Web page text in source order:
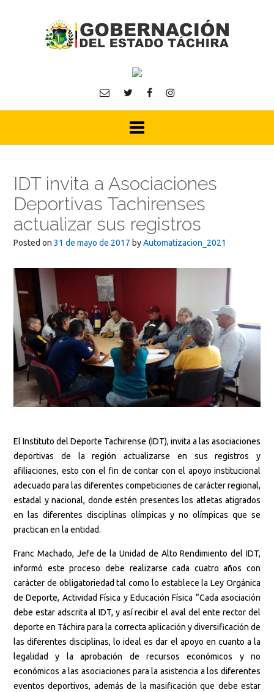
IDT invita a Asociaciones
Deportivas Tachirenses
actualizar sus registros
Posted on 31 de mayo de 2017 byAutomatizacion_2021
El Instituto del Deporte Tachirense (IDT), invita a las asociaciones
deportivas de la región actualizarse en sus registros y
afiliaciones, esto con el fin de contar con el apoyo institucional
adecuado para las diferentes competiciones de carácter regional,
estadal y nacional, donde estén presentes los atletas atigrados
en las diferentes disciplinas olímpicas y no olímpicas que se
practican en la entidad.
Franc Machado, Jefe de la Unidad de Alto Rendimiento del IDT,
informó este proceso debe realizarse cada cuatro años con
carácter de obligatoriedad tal como lo establece la Ley Orgánica
de Deporte, Actividad Física y Educación Física “Cada asociación
debe estar adscrita al IDT, y así recibir el aval del ente rector del
deporte en Táchira para la correcta aplicación y diversificación de
las diferentes disciplinas, lo ideal es dar el apoyo en cuanto a la
legalidad y la aprobación de recursos económicos y no
económicos a las asociaciones para la asistencia a los diferentes
eventos deportivos, además de la masificación que debe estar